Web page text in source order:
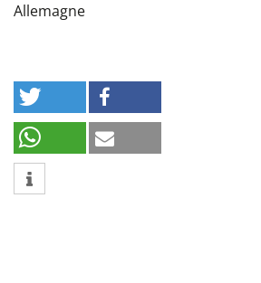
Allemagne